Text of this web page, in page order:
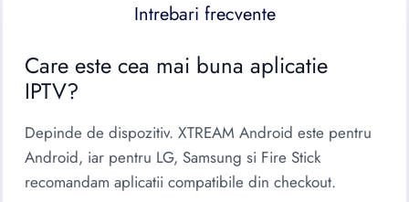
Intrebari frecvente
Care este cea mai buna aplicatie
IPTV?
Depinde de dispozitiv. XTREAM Android este pentru
Android, iar pentru LG, Samsung si Fire Stick
recomandam aplicatii compatibile din checkout.